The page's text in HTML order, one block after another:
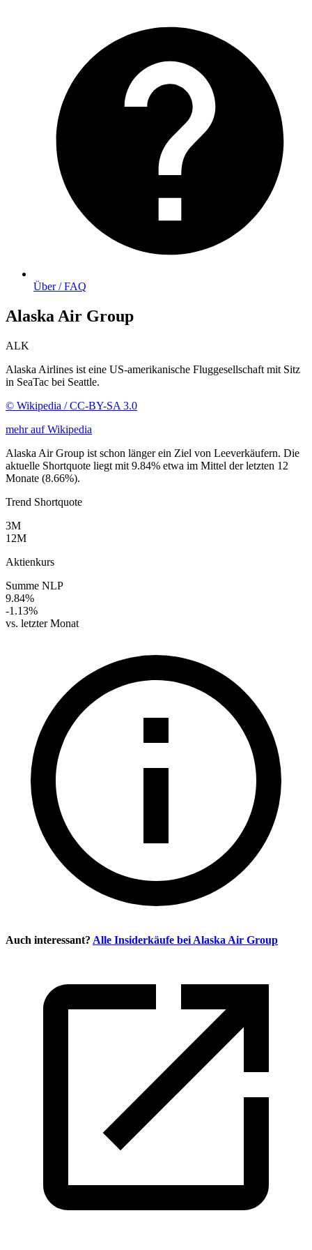
Über / FAQ
Alaska Air Group
ALK
Alaska Airlines ist eine US-amerikanische Fluggesellschaft mit Sitz
in SeaTac bei Seattle.
© Wikipedia / CC-BY-SA 3.0
mehr auf Wikipedia
Alaska Air Group ist schon länger ein Ziel von Leeverkäufern. Die
aktuelle Shortquote liegt mit 9.84% etwa im Mittel der letzten 12
Monate (8.66%).
Trend Shortquote
3M
12M
Aktienkurs
Summe NLP
9.84%
-1.13%
vs. letzter Monat
Auch interessant? Alle Insiderkäufe bei Alaska Air Group